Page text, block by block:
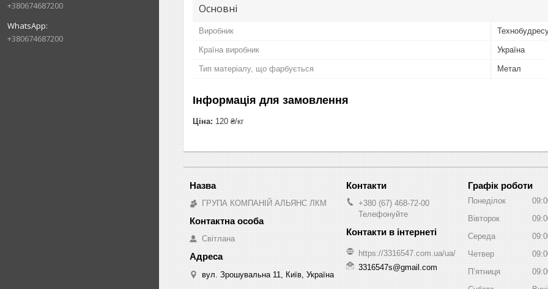
+380674687200
+380674687200
Основні
Виробник
Країна виробник Україна
Тип матеріалу, що фарбується Метал
Інформація для замовлення
Ціна: 120 ₴/кг
ГРУПА КОМПАНІЙ АЛЬЯНС ЛКМ
Світлана
вул. Зрошувальна 11, Київ, Україна
+380 (67) 468-72-00
Телефонуйте
https://3316547.com.ua/ua/
3316547s@gmail.com
Графік роботи
Понеділок
Вівторок
Середа
Четвер
Пʼятниця